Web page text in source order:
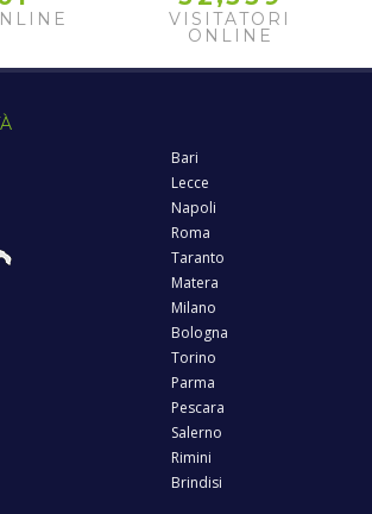
VISITATORI
ONLINE
Bari
Lecce
Napoli
Roma
Taranto
Matera
Milano
Bologna
Torino
Parma
Pescara
Salerno
Rimini
Brindisi